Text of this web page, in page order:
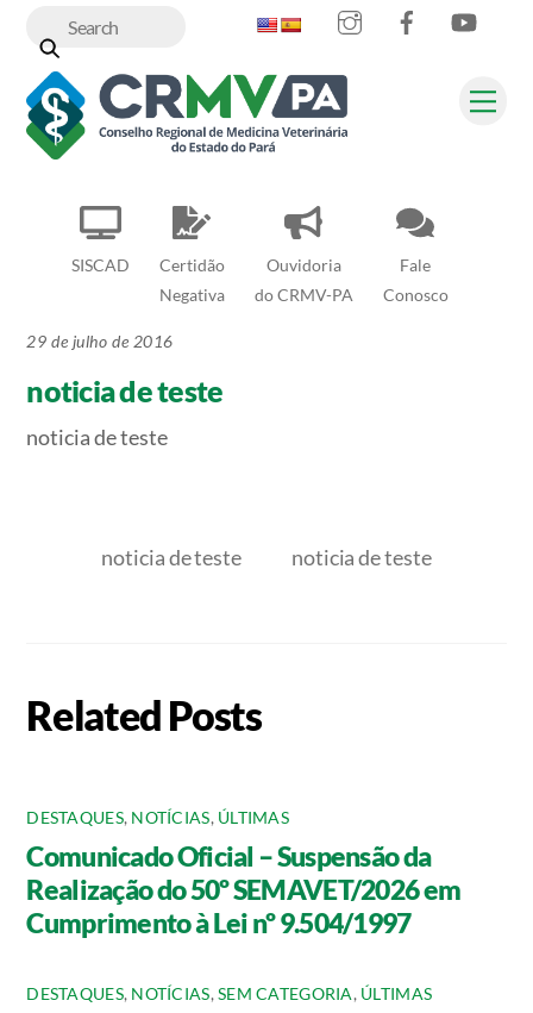
content
SISCAD
Certidão
Negativa
Ouvidoria
do CRMV-PA
Fale
Conosco
InstagramFacebook
29 de julho de 2016
noticia de teste
noticia de teste
noticia de teste noticia de teste
Related Posts
DESTAQUES, NOTÍCIAS, ÚLTIMAS
Comunicado Oficial – Suspensão da
Realização do 50º SEMAVET/2026 em
Cumprimento à Lei nº 9.504/1997
DESTAQUES, NOTÍCIAS,SEM CATEGORIA, ÚLTIMAS